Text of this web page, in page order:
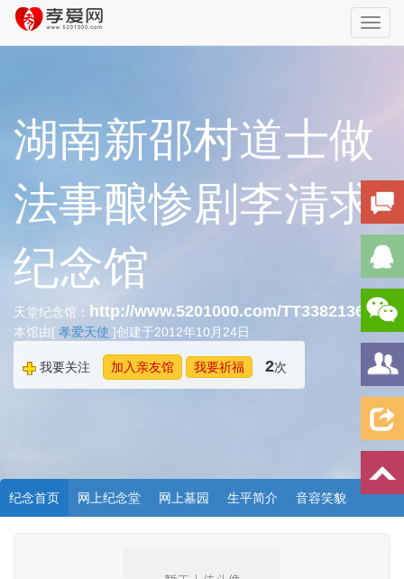
湖南新邵村道士做
法事酿惨剧李清求
纪念馆
天堂纪念馆： http://www.5201000.com/TT338213604
本馆由[ 孝爱天使 ]创建于2012年10月24日
我要关注 加入亲友馆 我要祈福 2次
纪念首页 网上纪念堂 网上墓园 生平简介 音容笑貌